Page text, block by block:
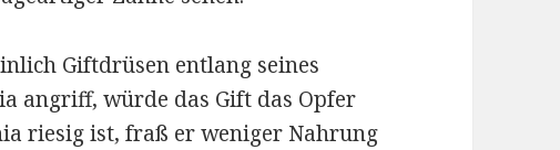
Giftdrüsen entlang seines
angriff, würde das Gift das Opfer
riesig ist, fraß er weniger Nahrung